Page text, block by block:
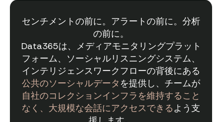
センチメントの前に。アラートの前に。分析
の前に。
Data365は、メディアモニタリングプラット
フォーム、ソーシャルリスニングシステム、
インテリジェンスワークフローの背後にある
公共のソーシャルデータ を提供し、チームが
自社のコレクションインフラを維持すること
なく、大規模な会話にアクセスできるよう支